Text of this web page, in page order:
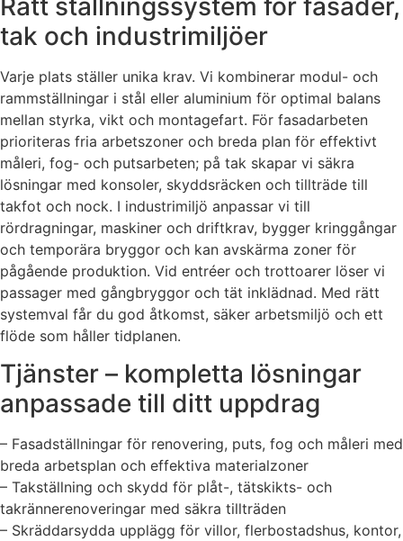
Rätt ställningssystem för fasader,
tak och industrimiljöer
Varje plats ställer unika krav. Vi kombinerar modul- och
rammställningar i stål eller aluminium för optimal balans
mellan styrka, vikt och montagefart. För fasadarbeten
prioriteras fria arbetszoner och breda plan för effektivt
måleri, fog- och putsarbeten; på tak skapar vi säkra
lösningar med konsoler, skyddsräcken och tillträde till
takfot och nock. I industrimiljö anpassar vi till
rördragningar, maskiner och driftkrav, bygger kringgångar
och temporära bryggor och kan avskärma zoner för
pågående produktion. Vid entréer och trottoarer löser vi
passager med gångbryggor och tät inklädnad. Med rätt
systemval får du god åtkomst, säker arbetsmiljö och ett
flöde som håller tidplanen.
Tjänster – kompletta lösningar
anpassade till ditt uppdrag
– Fasadställningar för renovering, puts, fog och måleri med
breda arbetsplan och effektiva materialzoner
– Takställning och skydd för plåt-, tätskikts- och
takrännerenoveringar med säkra tillträden
– Skräddarsydda upplägg för villor, flerbostadshus, kontor,